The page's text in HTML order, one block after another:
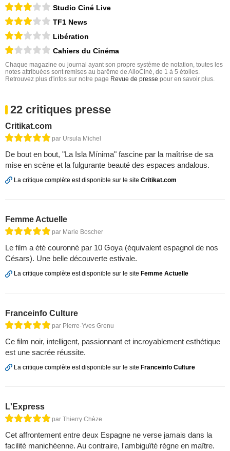
Studio Ciné Live
TF1 News
Libération
Cahiers du Cinéma
Chaque magazine ou journal ayant son propre système de notation, toutes les
notes attribuées sont remises au barême de AlloCiné, de 1 à 5 étoiles.
Retrouvez plus d'infos sur notre page Revue de presse pour en savoir plus.
22 critiques presse
Critikat.com
par Ursula Michel
De bout en bout, "La Isla Mínima" fascine par la maîtrise de sa
mise en scène et la fulgurante beauté des espaces andalous.
La critique complète est disponible sur le site Critikat.com
Femme Actuelle
par Marie Boscher
Le film a été couronné par 10 Goya (équivalent espagnol de nos
Césars). Une belle découverte estivale.
La critique complète est disponible sur le site Femme Actuelle
Franceinfo Culture
par Pierre-Yves Grenu
Ce film noir, intelligent, passionnant et incroyablement esthétique
est une sacrée réussite.
La critique complète est disponible sur le site Franceinfo Culture
L'Express
par Thierry Chèze
Cet affrontement entre deux Espagne ne verse jamais dans la
facilité manichéenne. Au contraire, l'ambiguïté règne en maître.